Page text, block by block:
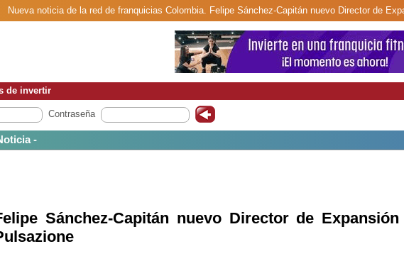
Nueva noticia de la red de franquicias Colombia. Felipe Sánchez-Capitán nuevo Director de
de invertir
Contraseña
-
Sánchez-Capitán nuevo Director de